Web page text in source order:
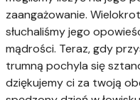
zaangażowanie.
słuchaliśmy jego
mądrości. Teraz, gdy
trumną pochyla się
dziękujemy ci za twoją